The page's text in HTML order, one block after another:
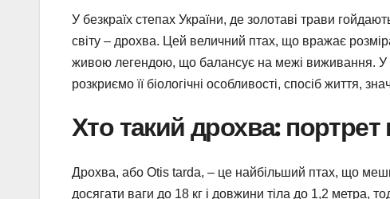
У безкраїх степах України, де золотаві трави
світу – дрохва. Цей величний птах, що вражає
живою легендою, що балансує на межі виживання. У
розкриємо її біологічні особливості, спосіб життя,
Хто такий дрохва: портрет
Дрохва, або Otis tarda, – це найбільший птах, що
досягати ваги до 18 кг і довжини тіла до 1,2 метра,